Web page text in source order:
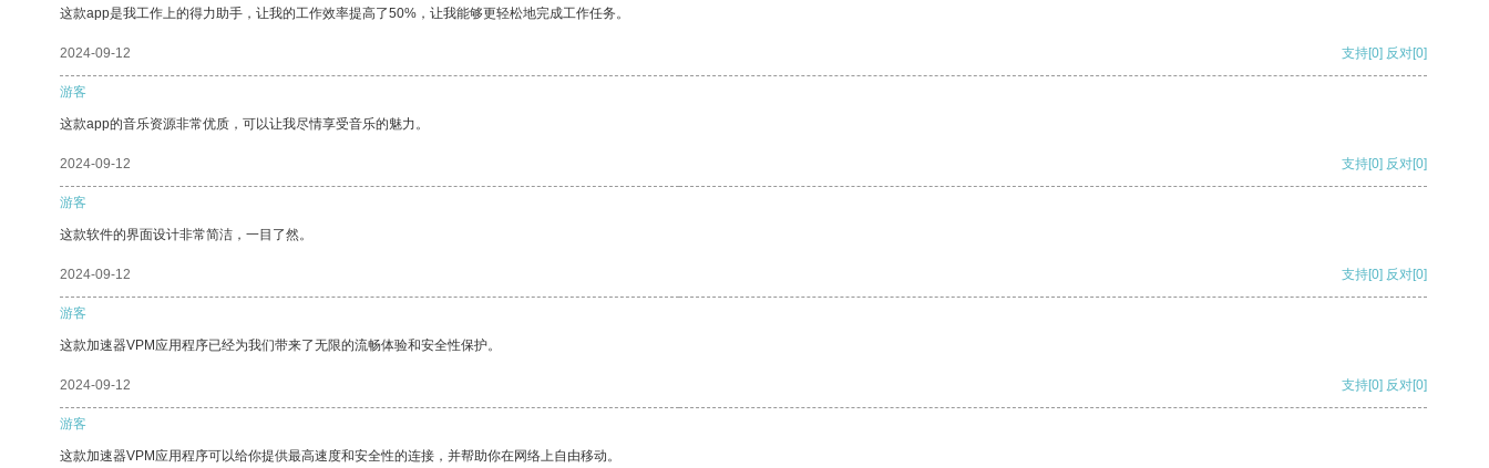
这款app是我工作上的得力助手，让我的工作效率提高了50%，让我能够更轻松地完成工作任务。
2024-09-12 支持[0] 反对[0]
游客
这款app的音乐资源非常优质，可以让我尽情享受音乐的魅力。
2024-09-12 支持[0] 反对[0]
游客
这款软件的界面设计非常简洁，一目了然。
2024-09-12 支持[0] 反对[0]
游客
这款加速器VPM应用程序已经为我们带来了无限的流畅体验和安全性保护。
2024-09-12 支持[0] 反对[0]
游客
这款加速器VPM应用程序可以给你提供最高速度和安全性的连接，并帮助你在网络上自由移动。